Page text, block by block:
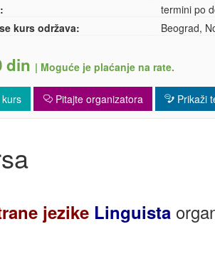
termini po
kurs održava:
Beograd,
din | Moguće je plaćanje na rate.
Pitajte organizatora Prikaži
jezike Linguista